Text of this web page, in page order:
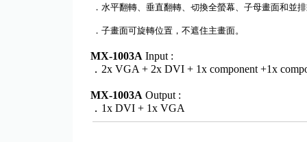
．水平翻轉、垂直翻轉、切換全螢幕、子母畫面和並
．子畫面可旋轉位置，不遮住主畫面。
MX-1003A Input :
．2x VGA + 2x DVI + 1x component +1x
MX-1003A Output :
．1x DVI + 1x VGA